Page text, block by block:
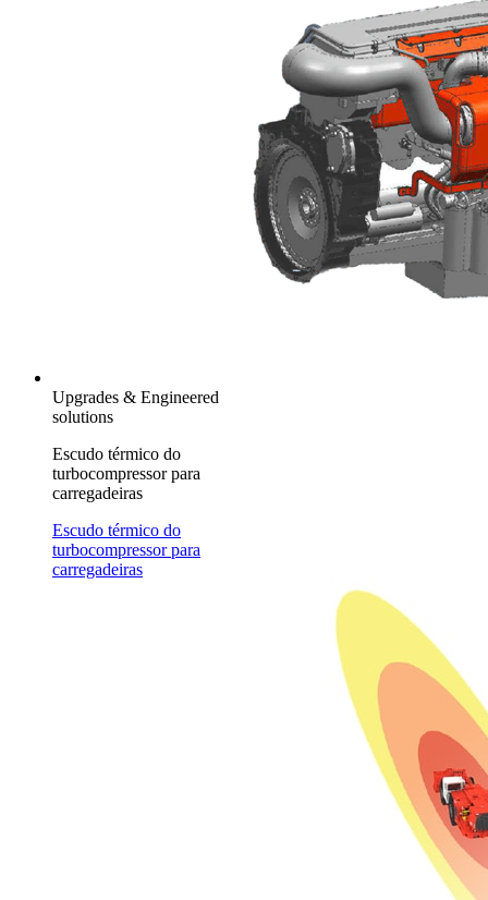
Upgrades & Engineered
solutions
Escudo térmico do
turbocompressor para
carregadeiras
Escudo térmico do
turbocompressor para
carregadeiras